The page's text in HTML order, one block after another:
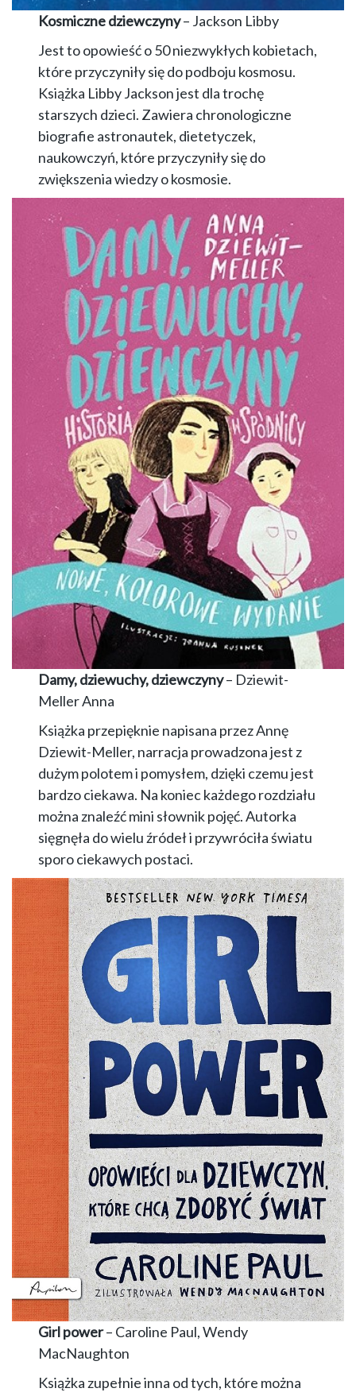
Kosmiczne dziewczyny– Jackson Libby
Jest to opowieść o 50 niezwykłych kobietach,
które przyczyniły się do podboju kosmosu.
Książka Libby Jackson jest dla trochę
starszych dzieci. Zawiera chronologiczne
biografie astronautek, dietetyczek,
naukowczyń, które przyczyniły się do
zwiększenia wiedzy o kosmosie.
Damy, dziewuchy, dziewczyny– Dziewit-
Meller Anna
Książka przepięknie napisana przez Annę
Dziewit-Meller, narracja prowadzona jest z
dużym polotem i pomysłem, dzięki czemu jest
bardzo ciekawa. Na koniec każdego rozdziału
można znaleźć mini słownik pojęć. Autorka
sięgnęła do wielu źródeł i przywróciła światu
sporo ciekawych postaci.
Girl power– Caroline Paul, Wendy
MacNaughton
Książka zupełnie inna od tych, które można